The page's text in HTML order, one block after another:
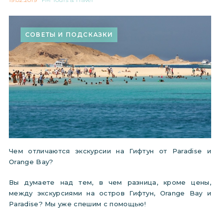
СОВЕТЫ И ПОДСКАЗКИ
Чем отличаются экскурсии на Гифтун от Paradise и
Orange Bay?
Вы думаете над тем, в чем разница, кроме цены,
между экскурсиями на остров Гифтун, Orange Bay и
Paradise? Мы уже спешим с помощью!